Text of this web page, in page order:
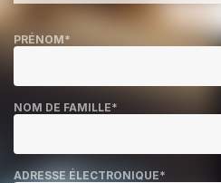
PRÉNOM*
NOM DE FAMILLE*
ADRESSE ÉLECTRONIQUE*